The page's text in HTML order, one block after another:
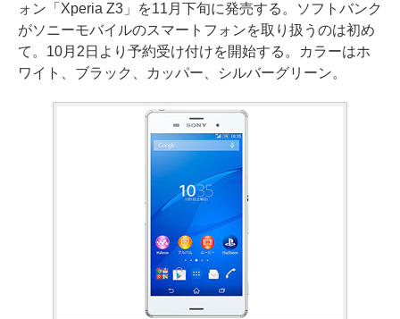
ォン「Xperia Z3」を11月下旬に発売する。ソフトバンク
がソニーモバイルのスマートフォンを取り扱うのは初め
て。10月2日より予約受け付けを開始する。カラーはホ
ワイト、ブラック、カッパー、シルバーグリーン。